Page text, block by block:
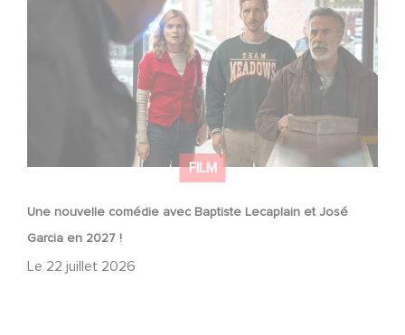
FILM
Une nouvelle comédie avec Baptiste Lecaplain et José
Garcia en 2027 !
Le 22 juillet 2026